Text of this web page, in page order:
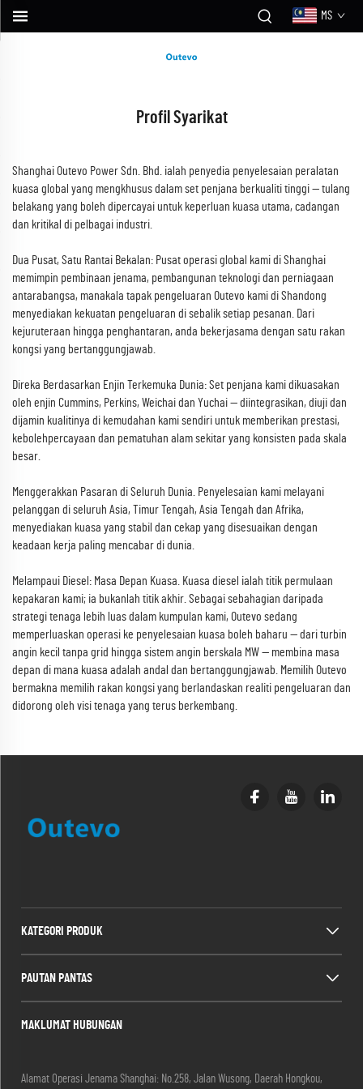
MS
Profil Syarikat
Shanghai Outevo Power Sdn. Bhd. ialah penyedia penyelesaian peralatan
kuasa global yang mengkhusus dalam set penjana berkualiti tinggi — tulang
belakang yang boleh dipercayai untuk keperluan kuasa utama, cadangan
dan kritikal di pelbagai industri.
Dua Pusat, Satu Rantai Bekalan: Pusat operasi global kami di Shanghai
memimpin pembinaan jenama, pembangunan teknologi dan perniagaan
antarabangsa, manakala tapak pengeluaran Outevo kami di Shandong
menyediakan kekuatan pengeluaran di sebalik setiap pesanan. Dari
kejuruteraan hingga penghantaran, anda bekerjasama dengan satu rakan
kongsi yang bertanggungjawab.
Direka Berdasarkan Enjin Terkemuka Dunia: Set penjana kami dikuasakan
oleh enjin Cummins, Perkins, Weichai dan Yuchai — diintegrasikan, diuji dan
dijamin kualitinya di kemudahan kami sendiri untuk memberikan prestasi,
kebolehpercayaan dan pematuhan alam sekitar yang konsisten pada skala
besar.
Menggerakkan Pasaran di Seluruh Dunia. Penyelesaian kami melayani
pelanggan di seluruh Asia, Timur Tengah, Asia Tengah dan Afrika,
menyediakan kuasa yang stabil dan cekap yang disesuaikan dengan
keadaan kerja paling mencabar di dunia.
Melampaui Diesel: Masa Depan Kuasa. Kuasa diesel ialah titik permulaan
kepakaran kami; ia bukanlah titik akhir. Sebagai sebahagian daripada
strategi tenaga lebih luas dalam kumpulan kami, Outevo sedang
memperluaskan operasi ke penyelesaian kuasa boleh baharu — dari turbin
angin kecil tanpa grid hingga sistem angin berskala MW — membina masa
depan di mana kuasa adalah andal dan bertanggungjawab. Memilih Outevo
bermakna memilih rakan kongsi yang berlandaskan realiti pengeluaran dan
didorong oleh visi tenaga yang terus berkembang.
KATEGORI PRODUK
PAUTAN PANTAS
MAKLUMAT HUBUNGAN
Alamat Operasi Jenama Shanghai: No.258, Jalan Wusong, Daerah Hongkou,